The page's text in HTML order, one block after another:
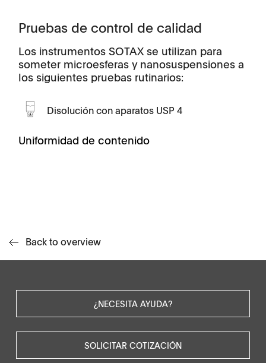
Pruebas de control de calidad
Los instrumentos SOTAX se utilizan para
someter microesferas y nanosuspensiones a
los siguientes pruebas rutinarios:
Disolución con aparatos USP 4
Uniformidad de contenido
Back to overview
¿NECESITA AYUDA?
SOLICITAR COTIZACIÓN